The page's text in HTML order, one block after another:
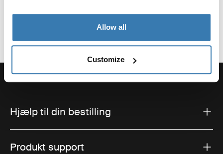
Allow all
Customize
Hjælp til din bestilling
Produkt support